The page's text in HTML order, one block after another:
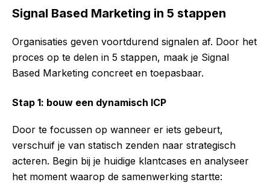
Signal Based Marketing in 5 stappen
Organisaties geven voortdurend signalen af. Door het
proces op te delen in 5 stappen, maak je Signal
Based Marketing concreet en toepasbaar.
Stap 1: bouw een dynamisch ICP
Door te focussen op wanneer er iets gebeurt,
verschuif je van statisch zenden naar strategisch
acteren. Begin bij je huidige klantcases en analyseer
het moment waarop de samenwerking startte: